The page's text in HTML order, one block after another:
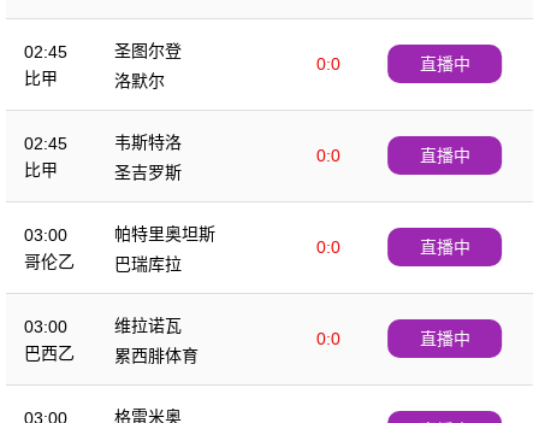
02:45
比甲
圣图尔登
0:0
洛默尔
直播中
02:45
比甲
韦斯特洛
0:0
圣吉罗斯
直播中
03:00
哥伦乙
帕特里奥坦斯
0:0
巴瑞库拉
直播中
03:00
巴西乙
维拉诺瓦
0:0
累西腓体育
直播中
03:00
格雷米奥